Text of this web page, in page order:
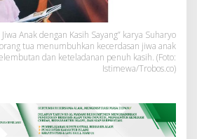
Anak dengan Kasih Sayang” karya Suharyo
tua menumbuhkan kecerdasan jiwa anak
dan keteladanan penuh kasih. (Foto:
Istimewa/Trobos.co)